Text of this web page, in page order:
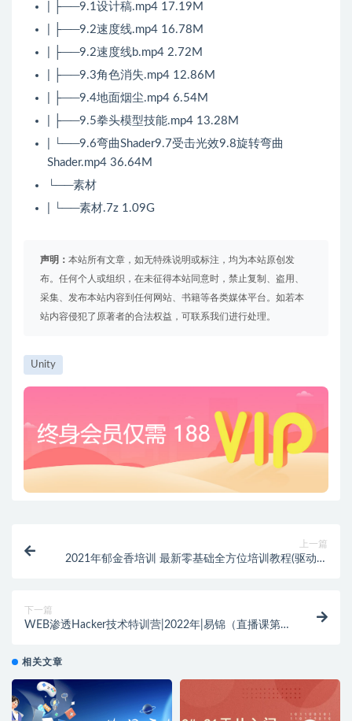
| ├──9.1设计稿.mp4 17.19M
| ├──9.2速度线.mp4 16.78M
| ├──9.2速度线b.mp4 2.72M
| ├──9.3角色消失.mp4 12.86M
| ├──9.4地面烟尘.mp4 6.54M
| ├──9.5拳头模型技能.mp4 13.28M
| └──9.6弯曲Shader9.7受击光效9.8旋转弯曲
Shader.mp4 36.64M
└──素材
| └──素材.7z 1.09G
声明： 本站所有文章，如无特殊说明或标注，均为本站原创发
布。任何个人或组织，在未征得本站同意时，禁止复制、盗用、
采集、发布本站内容到任何网站、书籍等各类媒体平台。如若本
站内容侵犯了原著者的合法权益，可联系我们进行处理。
Unity
上一篇
2021年郁金香培训 最新零基础全方位培训教程(驱动过
下一篇
WEB渗透Hacker技术特训营|2022年|易锦（直播课第十
相关文章